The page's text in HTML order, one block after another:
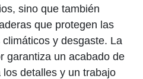
sino que también
que protegen las
y desgaste. La
garantiza un acabado de
detalles y un trabajo